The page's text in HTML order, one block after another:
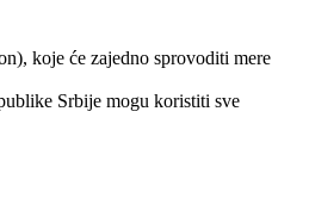
koje će zajedno sprovoditi mere
Srbije mogu koristiti sve